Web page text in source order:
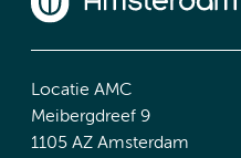
Locatie AMC
Meibergdreef 9
1105 AZ Amsterdam